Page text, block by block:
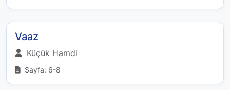
Vaaz
Küçük Hamdi
Sayfa: 6-8